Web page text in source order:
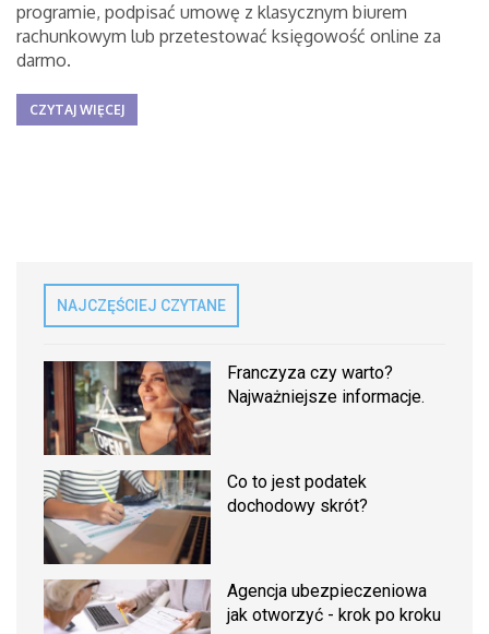
programie, podpisać umowę z klasycznym biurem
rachunkowym lub przetestować księgowość online za
darmo.
CZYTAJ WIĘCEJ
NAJCZĘŚCIEJ CZYTANE
Franczyza czy warto?
Najważniejsze informacje.
Co to jest podatek
dochodowy skrót?
Agencja ubezpieczeniowa
jak otworzyć - krok po kroku